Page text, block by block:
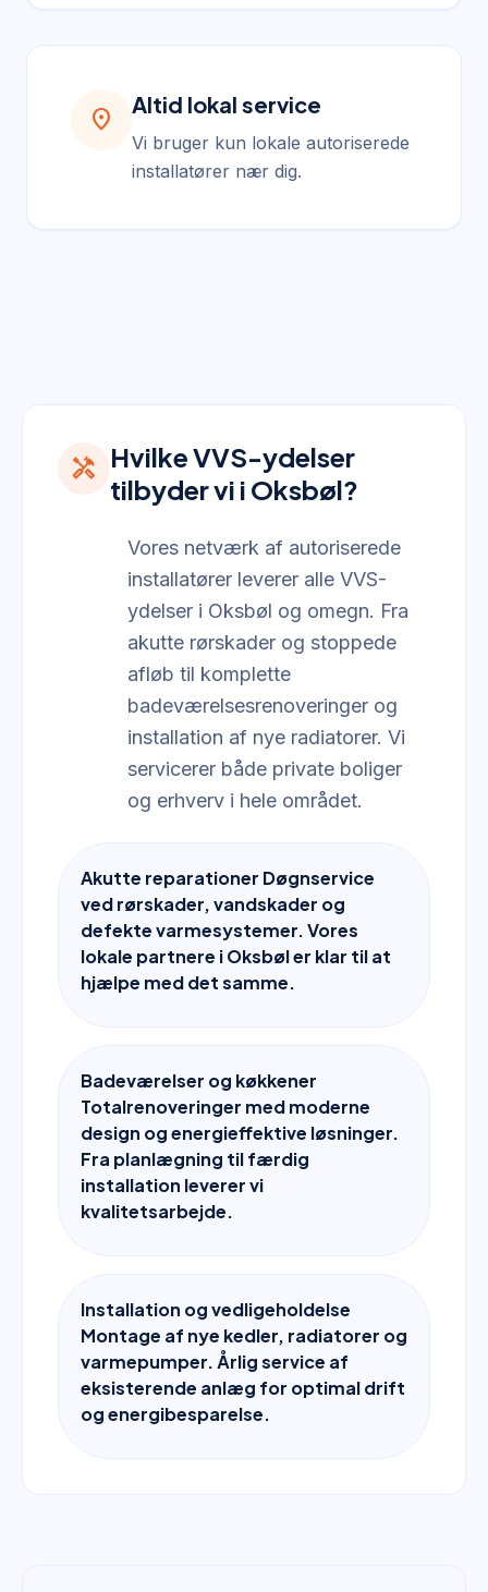
location_on
Altid lokal service
Vi bruger kun lokale autoriserede
installatører nær dig.
handyman Hvilke VVS-ydelser
tilbyder vi i Oksbøl?
Vores netværk af autoriserede
installatører leverer alle VVS-
ydelser i Oksbøl og omegn. Fra
akutte rørskader og stoppede
afløb til komplette
badeværelsesrenoveringer og
installation af nye radiatorer. Vi
servicerer både private boliger
og erhverv i hele området.
Akutte reparationer Døgnservice
ved rørskader, vandskader og
defekte varmesystemer. Vores
lokale partnere i Oksbøl er klar til at
hjælpe med det samme.
Badeværelser og køkkener
Totalrenoveringer med moderne
design og energieffektive løsninger.
Fra planlægning til færdig
installation leverer vi
kvalitetsarbejde.
Installation og vedligeholdelse
Montage af nye kedler, radiatorer og
varmepumper. Årlig service af
eksisterende anlæg for optimal drift
og energibesparelse.